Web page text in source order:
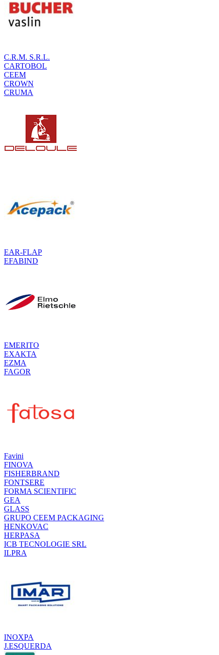
C.R.M. S.R.L.
CARTOBOL
CEEM
CROWN
CRUMA
EAR-FLAP
EFABIND
EMERITO
EXAKTA
EZMA
FAGOR
Favini
FINOVA
FISHERBRAND
FONTSERE
FORMA SCIENTIFIC
GEA
GLASS
GRUPO CEEM PACKAGING
HENKOVAC
HERPASA
ICB TECNOLOGIE SRL
ILPRA
INOXPA
J.ESQUERDA